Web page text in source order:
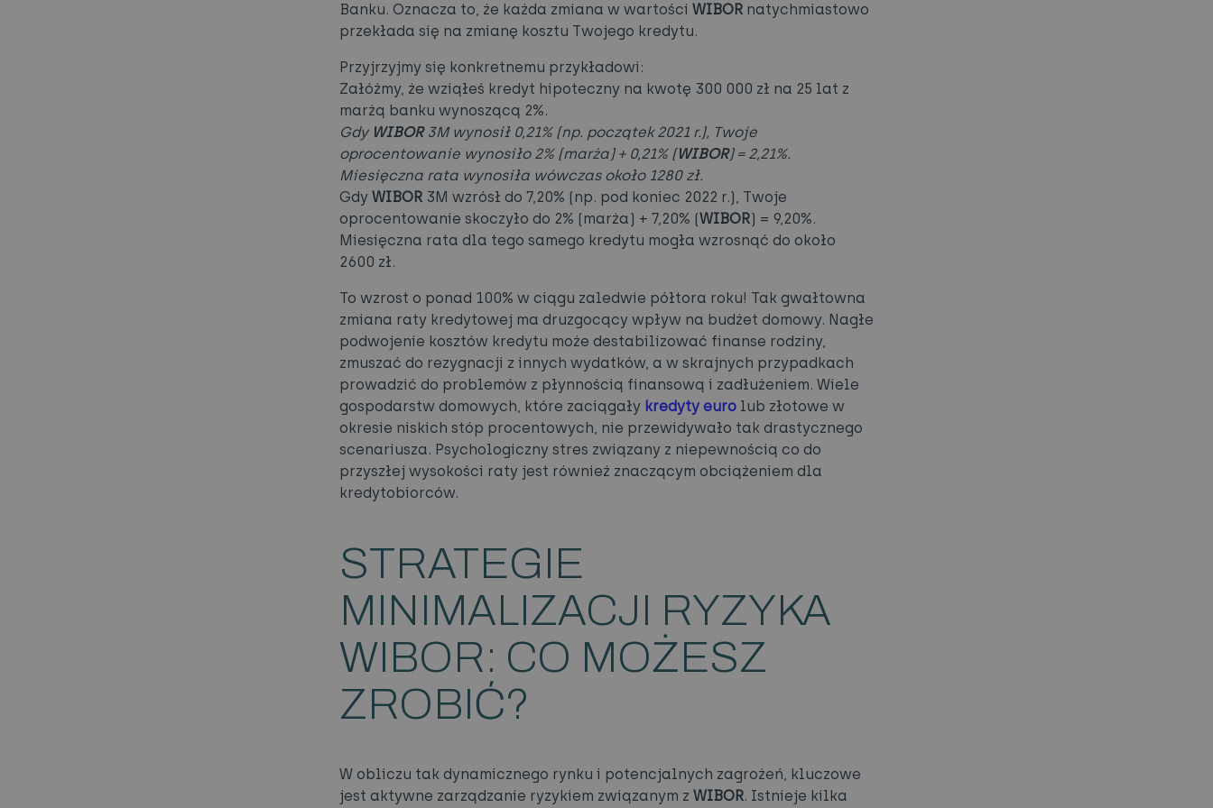
Banku. Oznacza to, że każda zmiana w wartości WIBOR natychmiastowo
przekłada się na zmianę kosztu Twojego kredytu.
Przyjrzyjmy się konkretnemu przykładowi:
Załóżmy, że wziąłeś kredyt hipoteczny na kwotę 300 000 zł na 25 lat z
marżą banku wynoszącą 2%.
Gdy WIBOR3M wynosił 0,21% (np. początek 2021 r.), Twoje
oprocentowanie wynosiło 2% (marża) + 0,21% (WIBOR) = 2,21%.
Miesięczna rata wynosiła wówczas około 1280 zł.
Gdy WIBOR 3M wzrósł do 7,20% (np. pod koniec 2022 r.), Twoje
oprocentowanie skoczyło do 2% (marża) + 7,20% (WIBOR) = 9,20%.
Miesięczna rata dla tego samego kredytu mogła wzrosnąć do około
2600 zł.
To wzrost o ponad 100% w ciągu zaledwie półtora roku! Tak gwałtowna
zmiana raty kredytowej ma druzgocący wpływ na budżet domowy. Nagłe
podwojenie kosztów kredytu może destabilizować finanse rodziny,
zmuszać do rezygnacji z innych wydatków, a w skrajnych przypadkach
prowadzić do problemów z płynnością finansową i zadłużeniem. Wiele
gospodarstw domowych, które zaciągały kredyty euro lub złotowe w
okresie niskich stóp procentowych, nie przewidywało tak drastycznego
scenariusza. Psychologiczny stres związany z niepewnością co do
przyszłej wysokości raty jest również znaczącym obciążeniem dla
kredytobiorców.
STRATEGIE
MINIMALIZACJI RYZYKA
WIBOR: CO MOŻESZ
ZROBIĆ?
W obliczu tak dynamicznego rynku i potencjalnych zagrożeń, kluczowe
jest aktywne zarządzanie ryzykiem związanym z WIBOR. Istnieje kilka